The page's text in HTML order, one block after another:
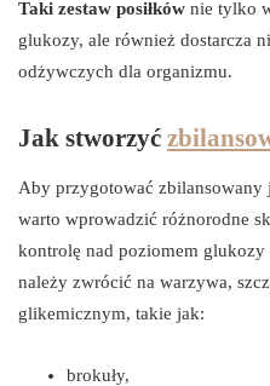
Taki zestaw posiłków nie tylko
glukozy, ale również dostarcza
odżywczych dla organizmu.
Jak stworzyć
Aby przygotować zbilansowany
warto wprowadzić różnorodne
kontrolę nad poziomem glukozy
należy zwrócić na warzywa,
glikemicznym, takie jak:
brokuły,